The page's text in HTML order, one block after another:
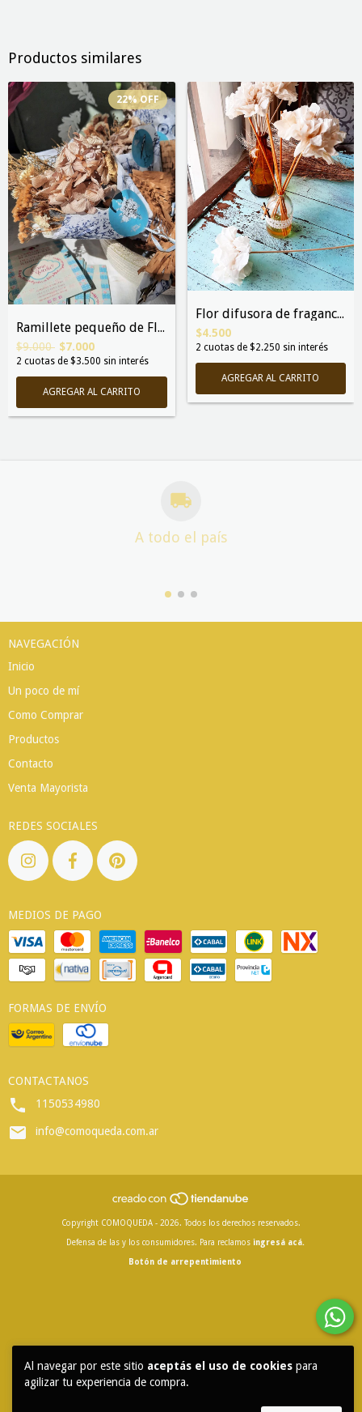
Al navegar por este sitio aceptás el uso de cookies para
agilizar tu experiencia de compra.
Productos similares
22% OFF
Ramillete pequeño de Flores "HORTENSIA"
$9.000 $7.000
2 cuotas de $3.500 sin interés
Flor difusora de fragancia (pack de 3 un...
$4.500
2 cuotas de $2.250 sin interés
A todo el país
NAVEGACIÓN
Inicio
Un poco de mí
Como Comprar
Productos
Contacto
Venta Mayorista
REDES SOCIALES
MEDIOS DE PAGO
FORMAS DE ENVÍO
CONTACTANOS
1150534980
info@comoqueda.com.ar
Copyright COMOQUEDA - 2026. Todos los derechos reservados.
Defensa de las y los consumidores. Para reclamos ingresá acá.
Botón de arrepentimiento